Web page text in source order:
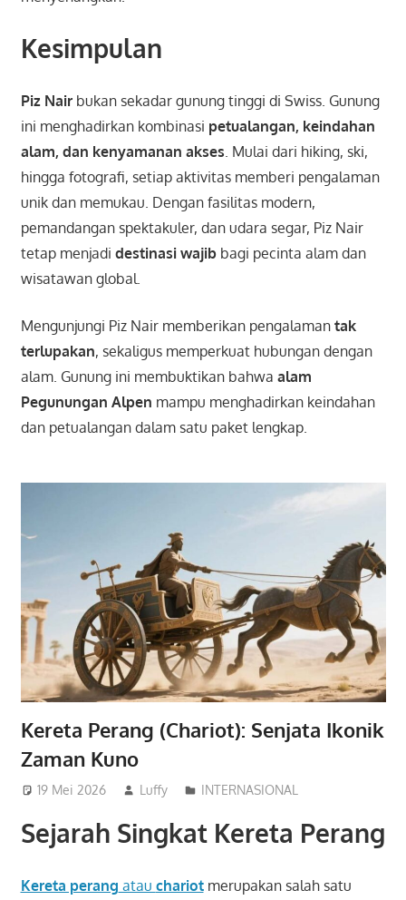
Kesimpulan
Piz Nairbukan sekadar gunung tinggi di Swiss. Gunung
ini menghadirkan kombinasi petualangan, keindahan
alam, dan kenyamanan akses. Mulai dari hiking, ski,
hingga fotografi, setiap aktivitas memberi pengalaman
unik dan memukau. Dengan fasilitas modern,
pemandangan spektakuler, dan udara segar, Piz Nair
tetap menjadi destinasi wajibbagi pecinta alam dan
wisatawan global.
Mengunjungi Piz Nair memberikan pengalaman tak
terlupakan, sekaligus memperkuat hubungan dengan
alam. Gunung ini membuktikan bahwa alam
Pegunungan Alpen mampu menghadirkan keindahan
dan petualangan dalam satu paket lengkap.
Kereta Perang (Chariot): Senjata Ikonik
Zaman Kuno
19 Mei 2026 Luffy INTERNASIONAL
Sejarah Singkat Kereta Perang
Kereta perang atau chariotmerupakan salah satu